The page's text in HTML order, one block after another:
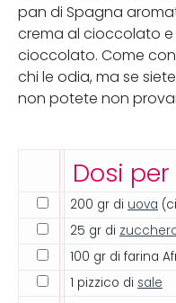
pan di Spagna
crema al cioccolato
cioccolato. Come
chi le odia, ma se
non potete non
Dosi per
200 gr di uova
25 gr di
100 gr di farina
1 pizzico di sale